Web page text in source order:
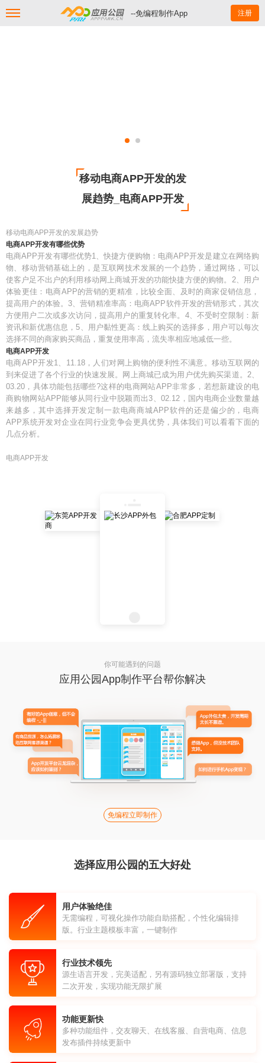
--免编程制作App 注册
移动电商APP开发的发
展趋势_电商APP开发
移动电商APP开发的发展趋势
电商APP开发有哪些优势
电商APP开发有哪些优势1、快捷方便购物：电商APP开发是建立在网络购
物、移动营销基础上的，是互联网技术发展的一个趋势，通过网络，可以
使客户足不出户的利用移动网上商城开发的功能快捷方便的购物。2、用户
体验更佳：电商APP的营销的更精准，比较全面、及时的商家促销信息，
提高用户的体验。3、营销精准率高：电商APP软件开发的营销形式，其次
方便用户二次或多次访问，提高用户的重复转化率。4、不受时空限制：新
资讯和新优惠信息，5、用户黏性更高：线上购买的选择多，用户可以每次
选择不同的商家购买商品，重复使用率高，流失率相应地减低一些。
电商APP开发
电商APP开发1、11.18，人们对网上购物的便利性不满意。移动互联网的
到来促进了各个行业的快速发展。网上商城已成为用户优先购买渠道。2、
03.20，具体功能包括哪些?这样的电商网站APP非常多，若想新建设的电
商购物网站APP能够从同行业中脱颖而出3、02.12，国内电商企业数量越
来越多，其中选择开发定制一款电商商城APP软件的还是偏少的，电商
APP系统开发对企业在同行业竞争会更具优势，具体我们可以看看下面的
几点分析。
电商APP开发
你可能遇到的问题
应用公园App制作平台帮你解决
免编程立即制作
选择应用公园的五大好处
用户体验绝佳
无需编程，可视化操作功能自助搭配，个性化编辑排
版。行业主题模板丰富，一键制作
行业技术领先
源生语言开发，完美适配，另有源码独立部署版，支持
二次开发，实现功能无限扩展
功能更新快
多种功能组件，交友聊天、在线客服、自营电商、信息
发布插件持续更新中